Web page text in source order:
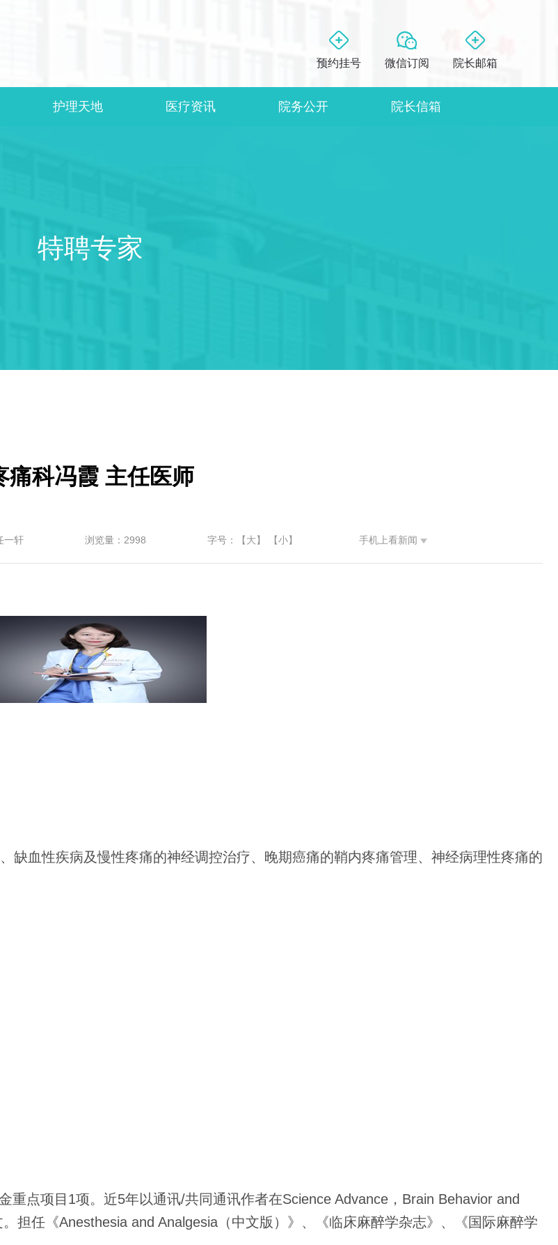
预约挂号 微信订阅 院长邮箱
护理天地 医疗资讯 院务公开 院长信箱
特聘专家
痛科冯霞 主任医师
一轩 浏览量：2998 字号： 【大】 【小】 手机上看新闻
缺血性疾病及慢性疼痛的神经调控治疗、晚期癌痛的鞘内疼痛管理、神经病理性疼痛的
重点项目 1项。近5年以通讯/共同通讯作者在Science Advance ， Brain Behavior and
担任《Anesthesia and Analgesia （中文版）》、《临床麻醉学杂志》、《国际麻醉学